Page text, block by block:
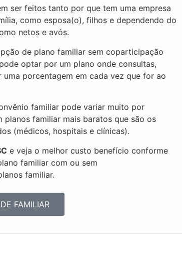
ser feitos tanto por que tem uma empresa
como esposa(o), filhos e dependendo do
netos e avós.
de plano familiar sem coparticipação
optar por um plano onde consultas,
porcentagem em cada vez que for ao
familiar pode variar muito por
familiar mais baratos que são os
(médicos, hospitais e clínicas).
e veja o melhor custo benefício conforme
familiar com ou sem
familiar.
FAMILIAR